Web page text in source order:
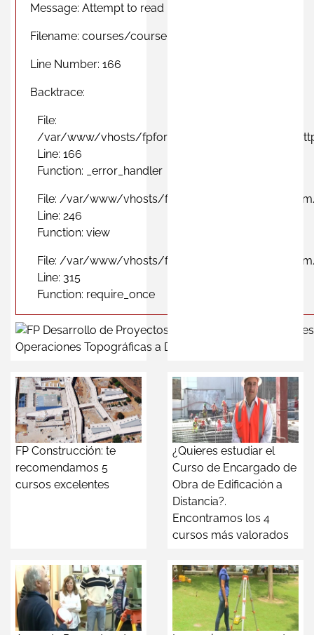
Message: Attempt to read property "photo" on null
Filename: courses/course_province_view.php
Line Number: 166
Backtrace:
File:
/var/www/vhosts/fpformacionprofesional.com/
Line: 166
Function: _error_handler
File: /var/www/vhosts/
Line: 246
Function: view
File: /var/www/vhosts/
Line: 315
Function: require_once
Operaciones Topográficas a Distancia
FP Construcción: te
recomendamos 5
cursos excelentes
¿Quieres estudiar el
Curso de Encargado de
Obra de Edificación a
Distancia?.
Encontramos los 4
cursos más valorados